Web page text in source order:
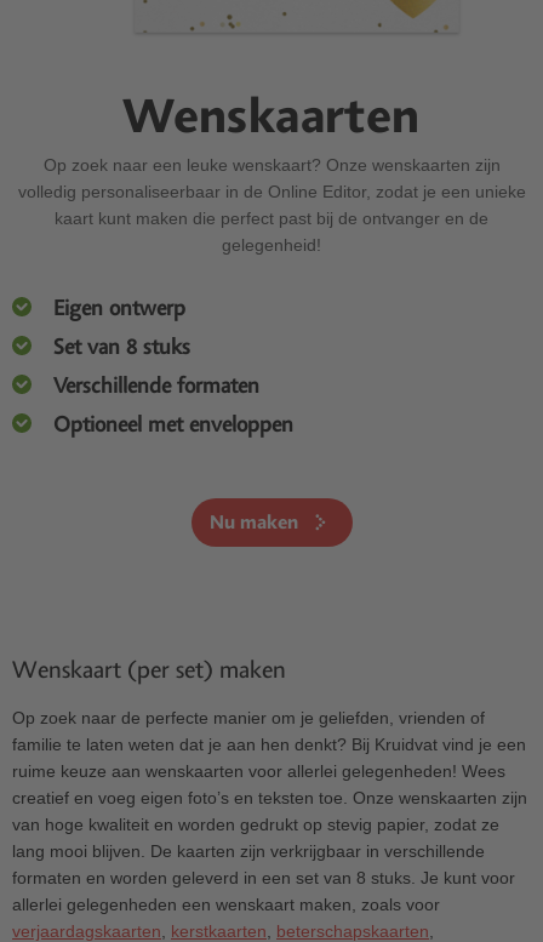
Wenskaarten
Op zoek naar een leuke wenskaart? Onze wenskaarten zijn
volledig personaliseerbaar in de Online Editor, zodat je een unieke
kaart kunt maken die perfect past bij de ontvanger en de
gelegenheid!
Eigen ontwerp
Set van 8 stuks
Verschillende formaten
Optioneel met enveloppen
Nu maken
Wenskaart (per set) maken
Op zoek naar de perfecte manier om je geliefden, vrienden of
familie te laten weten dat je aan hen denkt? Bij Kruidvat vind je een
ruime keuze aan wenskaarten voor allerlei gelegenheden! Wees
creatief en voeg eigen foto’s en teksten toe. Onze wenskaarten zijn
van hoge kwaliteit en worden gedrukt op stevig papier, zodat ze
lang mooi blijven. De kaarten zijn verkrijgbaar in verschillende
formaten en worden geleverd in een set van 8 stuks. Je kunt voor
allerlei gelegenheden een wenskaart maken, zoals voor
verjaardagskaarten
kerstkaarten beterschapskaarten